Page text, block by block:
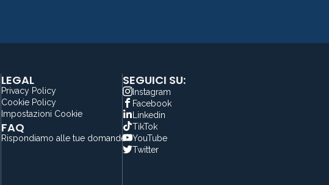
LEGAL
Privacy Policy
Cookie Policy
Impostazioni Cookie
FAQ
Rispondiamo alle tue domande
SEGUICI SU:
Instagram
Facebook
Linkedin
TikTok
YouTube
Twitter